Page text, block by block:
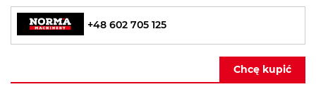
+48 602 705 125
Chcę kupić